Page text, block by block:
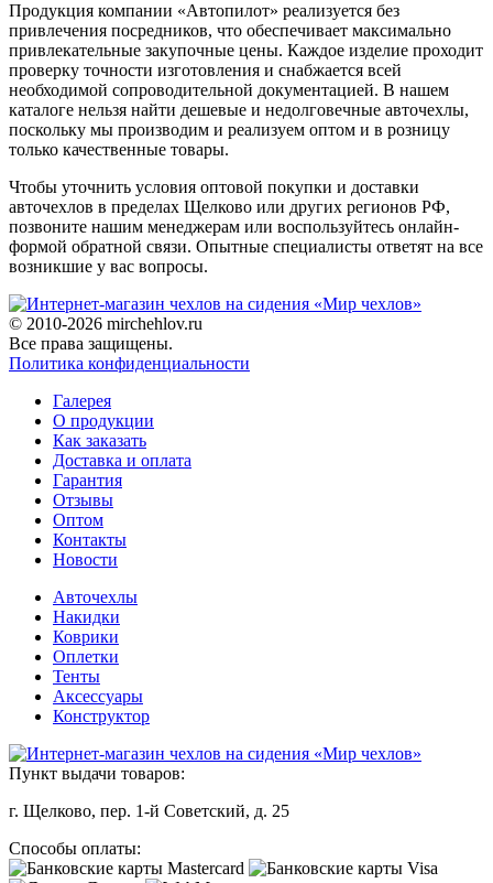
Продукция компании «Автопилот» реализуется без
привлечения посредников, что обеспечивает максимально
привлекательные закупочные цены. Каждое изделие проходит
проверку точности изготовления и снабжается всей
необходимой сопроводительной документацией. В нашем
каталоге нельзя найти дешевые и недолговечные авточехлы,
поскольку мы производим и реализуем оптом и в розницу
только качественные товары.
Чтобы уточнить условия оптовой покупки и доставки
авточехлов в пределах Щелково или других регионов РФ,
позвоните нашим менеджерам или воспользуйтесь онлайн-
формой обратной связи. Опытные специалисты ответят на все
возникшие у вас вопросы.
© 2010-2026 mirchehlov.ru
Все права защищены.
Политика конфиденциальности
Галерея
О продукции
Как заказать
Доставка и оплата
Гарантия
Отзывы
Оптом
Контакты
Новости
Авточехлы
Накидки
Коврики
Оплетки
Тенты
Аксессуары
Конструктор
Пункт выдачи товаров:
г. Щелково, пер. 1-й Советский, д. 25
Способы оплаты: